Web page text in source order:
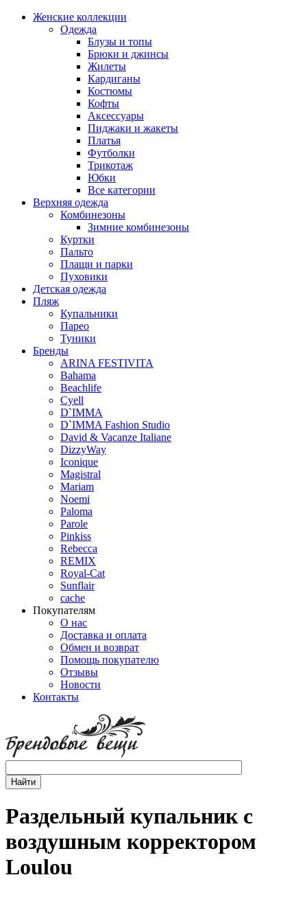
Женские коллекции
Одежда
Блузы и топы
Брюки и джинсы
Жилеты
Кардиганы
Костюмы
Кофты
Аксессуары
Пиджаки и жакеты
Платья
Футболки
Трикотаж
Юбки
Все категории
Верхняя одежда
Комбинезоны
Зимние комбинезоны
Куртки
Пальто
Плащи и парки
Пуховики
Детская одежда
Пляж
Купальники
Парео
Туники
Бренды
ARINA FESTIVITA
Bahama
Beachlife
Cyell
D`IMMA
D`IMMA Fashion Studio
David & Vacanze Italiane
DizzyWay
Iconique
Magistral
Mariam
Noemi
Paloma
Parole
Pinkiss
Rebecca
REMIX
Royal-Cat
Sunflair
cache
Покупателям
О нас
Доставка и оплата
Обмен и возврат
Помощь покупателю
Отзывы
Новости
Контакты
Раздельный купальник с
воздушным корректором
Loulou